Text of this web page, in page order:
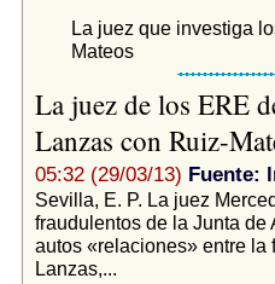
La juez que investiga
Mateos
La juez de los ERE
Lanzas con Ruiz-
05:32 (29/03/13) Fuente:
Sevilla, E. P. La juez
fraudulentos de la Junta
autos «relaciones» entre la
Lanzas,...